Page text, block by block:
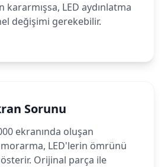
kararmışsa, LED aydınlatma
değişimi gerekebilir.
Sorunu
ekranında oluşan
LED'lerin ömrünü
Orijinal parça ile